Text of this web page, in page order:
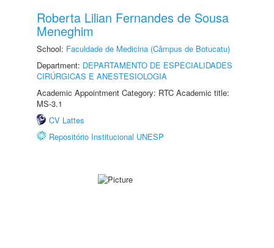
Roberta Lilian Fernandes de Sousa
Meneghim
School: Faculdade de Medicina (Câmpus de Botucatu)
Department: DEPARTAMENTO DE ESPECIALIDADES
CIRÚRGICAS E ANESTESIOLOGIA
Academic Appointment Category: RTC Academic title:
MS-3.1
CV Lattes
Repositório Institucional UNESP